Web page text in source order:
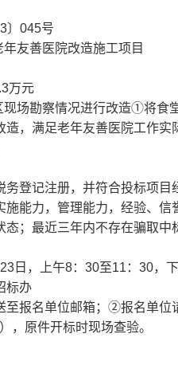
〕045号
友善医院改造施工项目
万元
场勘察情况进行改造①将食
，满足老年友善医院工作实
务登记注册，并符合投标项
施能力，管理能力，经验、
态；最近三年内不存在骗取中
日，上午8：30至11：30，
标办
报名单位邮箱；②报名单位
，原件开标时现场查验。